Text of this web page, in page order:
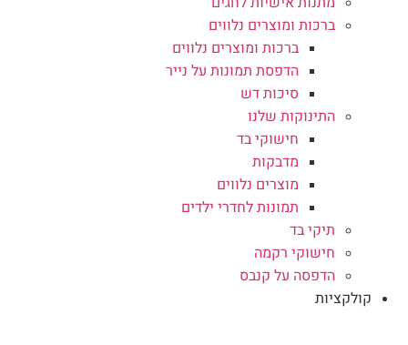
ברכות ומוצרים נלווים
ברכות ומוצרים נלווים
הדפסת תמונות על נייר
סיכות דש
התינוקות שלנו
חישוקי בד
מדבקות
מוצרים נלווים
תמונות לחדרי ילדים
תיקי בד
חישוקי רקמה
הדפסה על קנבס
קולקציות